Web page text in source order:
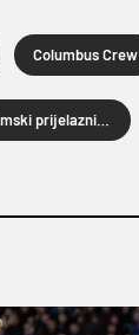
Columbus Crew